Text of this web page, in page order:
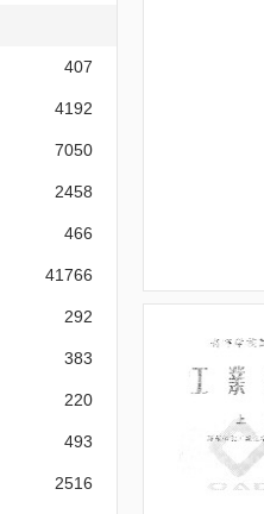
407
4192
7050
2458
466
41766
292
383
220
493
2516